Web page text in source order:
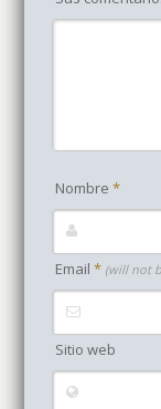
Nombre *
Email * (will not
Sitio web